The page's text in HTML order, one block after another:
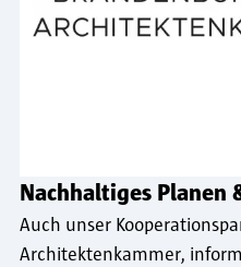
Nachhaltiges Planen
Auch unser
Architektenkammer,